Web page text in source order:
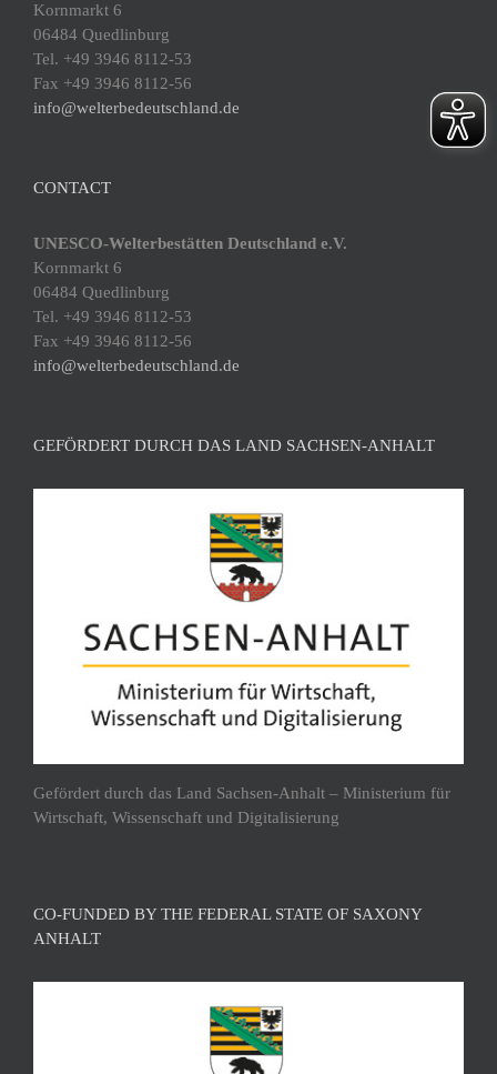
Kornmarkt 6
06484 Quedlinburg
Tel. +49 3946 8112-53
Fax +49 3946 8112-56
info@welterbedeutschland.de
CONTACT
UNESCO-Welterbestätten Deutschland e.V.
Kornmarkt 6
06484 Quedlinburg
Tel. +49 3946 8112-53
Fax +49 3946 8112-56
info@welterbedeutschland.de
GEFÖRDERT DURCH DAS LAND SACHSEN-ANHALT
Gefördert durch das Land Sachsen-Anhalt – Ministerium für
Wirtschaft, Wissenschaft und Digitalisierung
CO-FUNDED BY THE FEDERAL STATE OF SAXONY
ANHALT